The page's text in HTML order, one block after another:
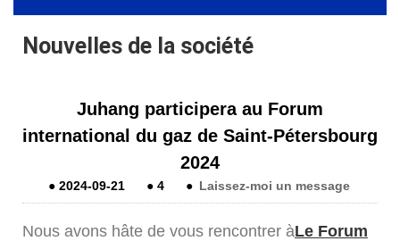
Nouvelles de la société
Juhang participera au Forum
international du gaz de Saint-Pétersbourg
2024
● 2024-09-21 ● 4 ● Laissez-moi un message
Nous avons hâte de vous rencontrer àLe Forum